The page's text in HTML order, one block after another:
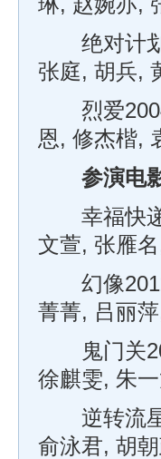
绝对计划
张庭, 胡兵,
烈爱2004
恩, 修杰楷,
参演电
幸福快递
文萱, 张雁
幻像2012
菁菁, 吕丽
鬼门关
徐麒雯, 朱
逆转流星
俞泳君, 胡